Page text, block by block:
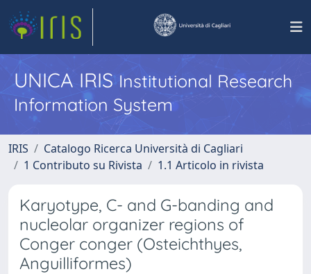
UNICA IRISInstitutional Research
Information System
IRIS
Catalogo Ricerca Università di Cagliari
1 Contributo su Rivista
1.1 Articolo in rivista
Karyotype, C- and G-banding and
nucleolar organizer regions of
Conger conger (Osteichthyes,
Anguilliformes)